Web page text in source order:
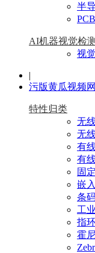
半
AI机器视觉检测
视
|
污版黄瓜视频
特性归类
无
无
有
有
固
嵌
条
工
指
霍